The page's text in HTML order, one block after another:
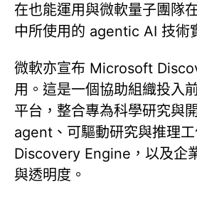
在也能運用與微軟量子團隊
中所使用的 agentic AI 技術
微軟亦宣布 Microsoft
用。這是一個協助組織投入
平台，整合專為科學研究與
agent、可驅動研究與推理
Discovery Engine，以及企
與透明度。